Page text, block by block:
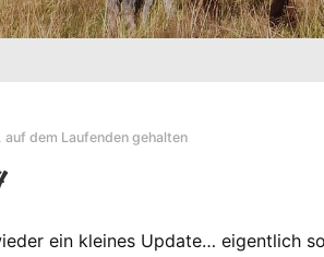
, auf dem Laufenden gehalten
ein kleines Update… eigentlich